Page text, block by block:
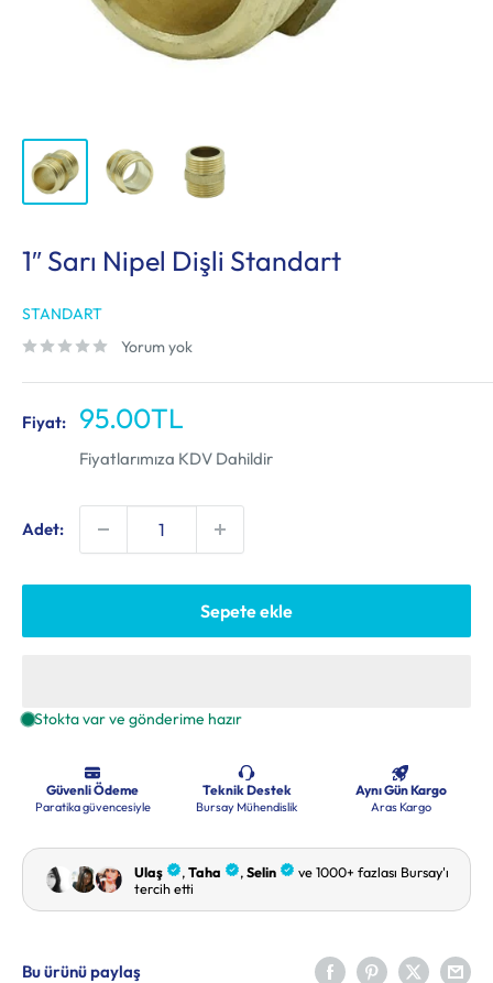
1″ Sarı Nipel Dişli Standart
STANDART
Yorum yok
Fiyat: İndirimli
fiyat
95.00TL
Fiyatlarımıza KDV Dahildir
Adet:
Sepete ekle
Bu ürünü paylaş